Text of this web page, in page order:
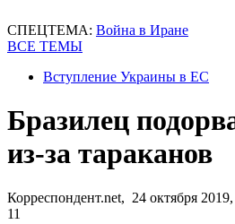
СПЕЦТЕМА: Война в Иране
ВСЕ ТЕМЫ
Вступление Украины в ЕС
Бразилец
из-за тараканов
Корреспондент.net, 24 октября 2019,
11